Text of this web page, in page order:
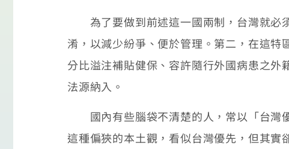
為了要做到前述這一國兩制，台灣就必
淆，以減少紛爭、便於管理。第二，在這
分比溢注補貼健保、容許隨行外國病患之
法源納入。
國內有些腦袋不清楚的人，常以「台灣
這種偏狹的本土觀，看似台灣優先，但其